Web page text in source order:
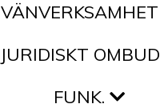
VÄNVERKSAMHET
JURIDISKT OMBUD
FUNK.